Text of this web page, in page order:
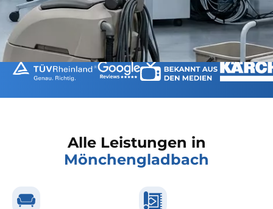
Alle Leistungen in
Mönchengladbach